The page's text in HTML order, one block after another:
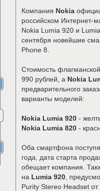
Компания Nokia
российском Интернет-
Nokia Lumia 920 и
сентября новейшие
Phone 8.
Стоимость
990 рублей, а Nokia
предварительного
варианты моделей:
Nokia Lumia 920 -
Nokia Lumia 820 -
Оба смартфона
года, дата старта
обещает компания.
на Lumia 920 ,
Purity Stereo Headset